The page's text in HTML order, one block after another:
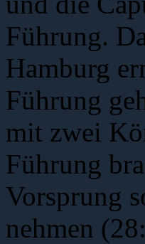
Führung.
Hamburg
Führung
mit zwei
Führung
Vorsprung
nehmen